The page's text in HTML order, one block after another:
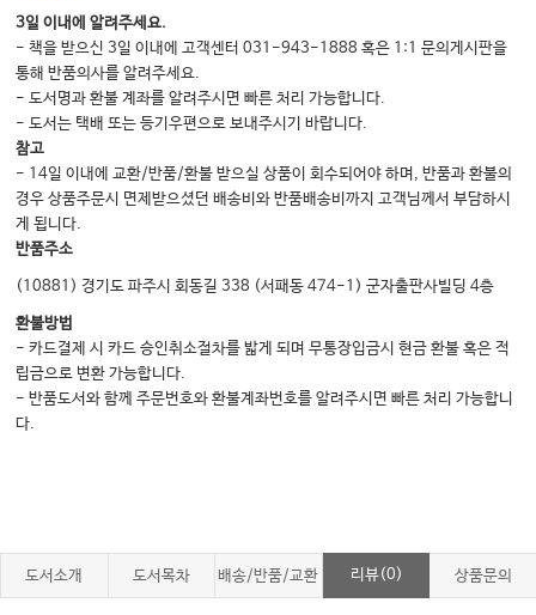
3일 이내에 알려주세요.
- 책을 받으신 3일 이내에 고객센터 031-943-1888 혹은 1:1 문의게시판을
통해 반품의사를 알려주세요.
- 도서명과 환불 계좌를 알려주시면 빠른 처리 가능합니다.
- 도서는 택배 또는 등기우편으로 보내주시기 바랍니다.
참고
- 14일 이내에 교환/반품/환불 받으실 상품이 회수되어야 하며, 반품과 환불의
경우 상품주문시 면제받으셨던 배송비와 반품배송비까지 고객님께서 부담하시
게 됩니다.
반품주소
(10881) 경기도 파주시 회동길 338 (서패동 474-1) 군자출판사빌딩 4층
환불방법
- 카드결제 시 카드 승인취소절차를 밟게 되며 무통장입금시 현금 환불 혹은 적
립금으로 변환 가능합니다.
- 반품도서와 함께 주문번호와 환불계좌번호를 알려주시면 빠른 처리 가능합니
다.
도서소개 도서목차 배송/반품/교환 리뷰(0) 상품문의